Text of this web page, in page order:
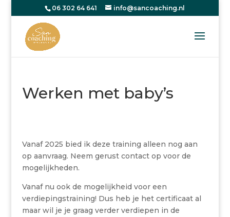
06 302 64 641 info@sancoaching.nl
Werken met baby’s
Vanaf 2025 bied ik deze training alleen nog aan
op aanvraag. Neem gerust contact op voor de
mogelijkheden.
Vanaf nu ook de mogelijkheid voor een
verdiepingstraining! Dus heb je het certificaat al
maar wil je je graag verder verdiepen in de